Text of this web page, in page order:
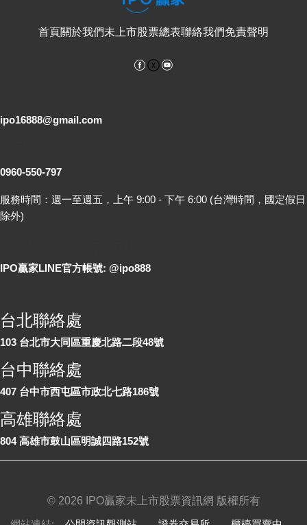
首頁關於我們未上市股票總表聯絡我們免責聲明
Facebook
ipo16888@gmail.com
0960-550-797
服務時間：週一至週五，上午 9:00 - 下午 6:00 (台灣時間，國定假日
除外)
IPO贏家LINE官方帳號: @ipo888
台北聯絡處
103 台北市大同區重慶北路二段48號
台中聯絡處
407 台中市西屯區市政北七路186號
高雄聯絡處
804 高雄市鼓山區明誠四路152號
© 2026 IPO贏家未上市股票資訊網 版權所有